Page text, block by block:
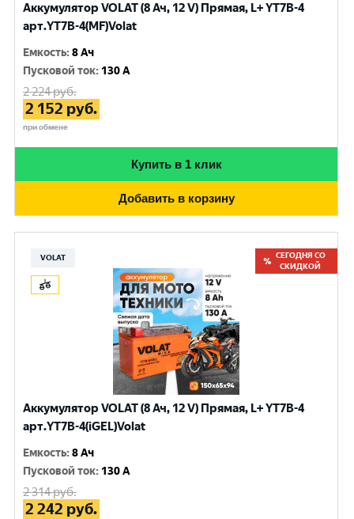
Аккумулятор VOLAT (8 Ач, 12 V) Прямая, L+ YT7B-4
арт.YT7B-4(MF)Volat
Емкость:8 Ач
Пусковой ток: 130 A
2 224руб.
2 152 руб.
при обмене
Купить в 1 клик
Добавить в корзину
VOLAT
СЕГОДНЯ СО
СКИДКОЙ
Аккумулятор VOLAT (8 Ач, 12 V) Прямая, L+ YT7B-4
арт.YT7B-4(iGEL)Volat
Емкость:8 Ач
Пусковой ток: 130 A
2 314руб.
2 242 руб.